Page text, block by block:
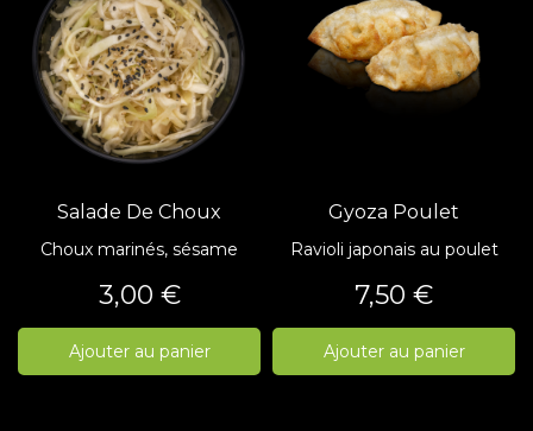
Salade De Choux
Choux marinés, sésame
Prix
3,00 €
Ajouter au panier
Gyoza Poulet
Ravioli japonais au poulet
Prix
7,50 €
Ajouter au panier